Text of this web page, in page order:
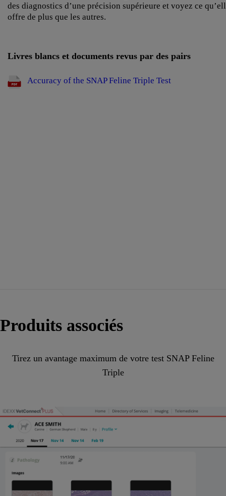
des diagnostics d’une précision supérieure et voyez ce
offre de plus que les autres.
Livres blancs et documents revus par des pairs
Accuracy of the SNAP Feline Triple Test
Produits associés
Tirez un avantage maximum de votre test SNAP Feline
Triple